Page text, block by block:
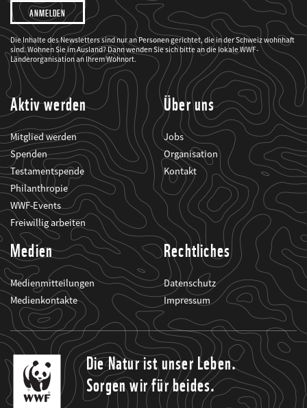
Ich
möchte,
dass
der
WWF
mich
über
seine
Projekte
informiert.
Die Inhalte des Newsletters sind nur an Personen gerichtet, die in der Schweiz wohnhaft
sind. Wohnen Sie im Ausland? Dann wenden Sie sich bitte an die lokale WWF-
Länderorganisation an Ihrem Wohnort.
Aktiv werden
Mitglied werden
Spenden
Testamentspende
Philanthropie
WWF-Events
Freiwillig arbeiten
Über uns
Jobs
Organisation
Kontakt
Medien
Medienmitteilungen
Medienkontakte
Rechtliches
Datenschutz
Impressum
Die Natur ist unser Leben.
Sorgen wir für beides.